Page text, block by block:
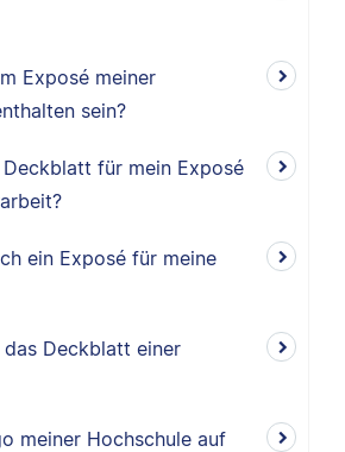
Exposé meiner
sein?
Deckblatt für mein Exposé
ein Exposé für meine
Deckblatt einer
meiner Hochschule auf